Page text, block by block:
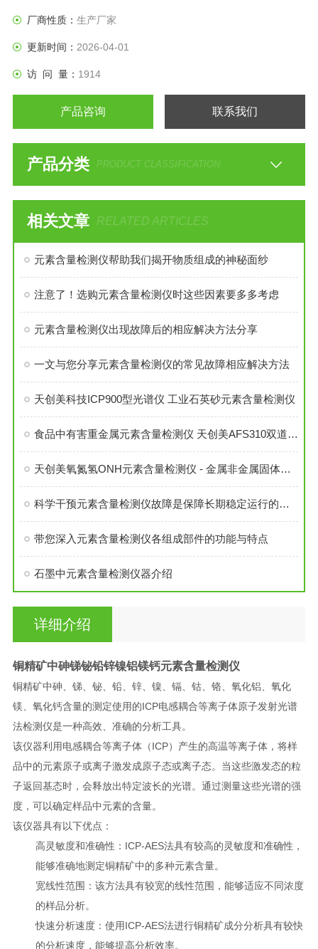
厂商性质： 生产厂家
更新时间： 2026-04-01
访 问 量： 1914
产品咨询 联系我们
产品分类 PRODUCT CLASSIFICATION
相关文章 RELATED ARTICLES
元素含量检测仪帮助我们揭开物质组成的神秘面纱
注意了！选购元素含量检测仪时这些因素要多多考虑
元素含量检测仪出现故障后的相应解决方法分享
一文与您分享元素含量检测仪的常见故障相应解决方法
天创美科技ICP900型光谱仪 工业石英砂元素含量检测仪
食品中有害重金属元素含量检测仪 天创美AFS310双道原子荧光光谱仪
天创美氧氮氢ONH元素含量检测仪 - 金属非金属固体材料氧氮氢分析仪
科学干预元素含量检测仪故障是保障长期稳定运行的关键
带您深入元素含量检测仪各组成部件的功能与特点
石墨中元素含量检测仪器介绍
详细介绍
铜精矿中砷锑铋铅锌镍铝镁钙元素含量检测仪
铜精矿中砷、锑、铋、铅、锌、镍、镉、钴、铬、氧化铝、氧化
镁、氧化钙含量的测定使用的ICP电感耦合等离子体原子发射光谱
法检测仪是一种高效、准确的分析工具。
该仪器利用电感耦合等离子体（ICP）产生的高温等离子体，将样
品中的元素原子或离子激发成原子态或离子态。当这些激发态的粒
子返回基态时，会释放出特定波长的光谱。通过测量这些光谱的强
度，可以确定样品中元素的含量。
该仪器具有以下优点：
高灵敏度和准确性：ICP-AES法具有较高的灵敏度和准确性，
能够准确地测定铜精矿中的多种元素含量。
宽线性范围：该方法具有较宽的线性范围，能够适应不同浓度
的样品分析。
快速分析速度：使用ICP-AES法进行铜精矿成分分析具有较快
的分析速度，能够提高分析效率。